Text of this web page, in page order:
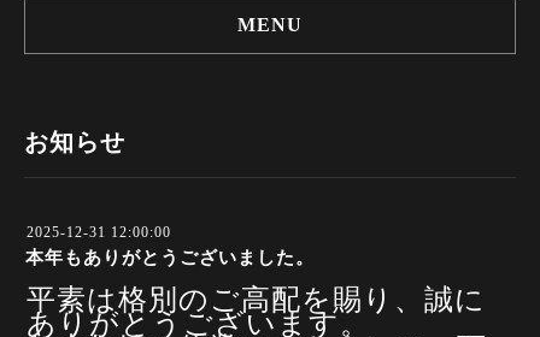
MENU
お知らせ
2025-12-31 12:00:00
本年もありがとうございました。
平素は格別のご高配を賜り、誠に
ありがとうございます。